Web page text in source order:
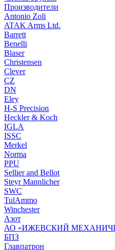
Производители
Antonio Zoli
ATAK Arms Ltd.
Barrett
Benelli
Blaser
Christensen
Clever
CZ
DN
Eley
H-S Precision
Heckler & Koch
IGLA
ISSC
Merkel
Norma
PPU
Sellier and Bellot
Steyr Mannlicher
SWC
TulAmmo
Winchester
Азот
АО «ИЖЕВСКИЙ
БПЗ
Главпатрон